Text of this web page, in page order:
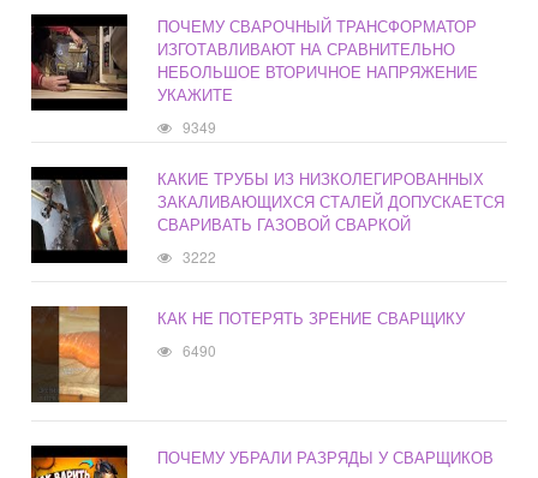
ПОЧЕМУ СВАРОЧНЫЙ ТРАНСФОРМАТОР
ИЗГОТАВЛИВАЮТ НА СРАВНИТЕЛЬНО
НЕБОЛЬШОЕ ВТОРИЧНОЕ НАПРЯЖЕНИЕ
УКАЖИТЕ
9349
КАКИЕ ТРУБЫ ИЗ НИЗКОЛЕГИРОВАННЫХ
ЗАКАЛИВАЮЩИХСЯ СТАЛЕЙ ДОПУСКАЕТСЯ
СВАРИВАТЬ ГАЗОВОЙ СВАРКОЙ
3222
КАК НЕ ПОТЕРЯТЬ ЗРЕНИЕ СВАРЩИКУ
6490
ПОЧЕМУ УБРАЛИ РАЗРЯДЫ У СВАРЩИКОВ